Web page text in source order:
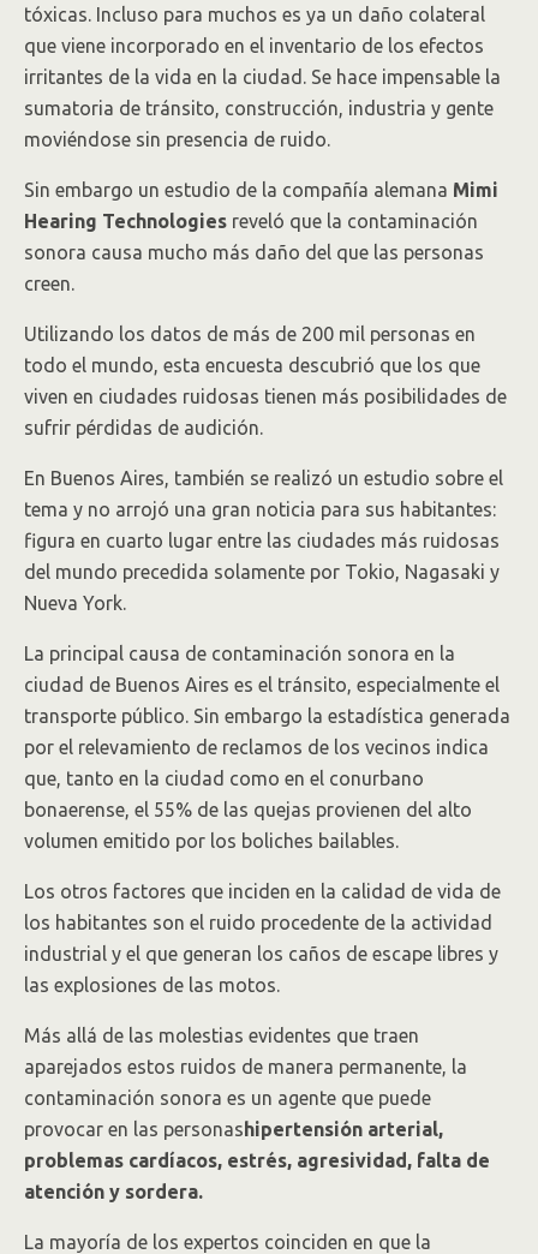
tóxicas. Incluso para muchos es ya un daño colateral
que viene incorporado en el inventario de los efectos
irritantes de la vida en la ciudad. Se hace impensable la
sumatoria de tránsito, construcción, industria y gente
moviéndose sin presencia de ruido.
Sin embargo un estudio de la compañía alemana Mimi
Hearing Technologies reveló que la contaminación
sonora causa mucho más daño del que las personas
creen.
Utilizando los datos de más de 200 mil personas en
todo el mundo, esta encuesta descubrió que los que
viven en ciudades ruidosas tienen más posibilidades de
sufrir pérdidas de audición.
En Buenos Aires, también se realizó un estudio sobre el
tema y no arrojó una gran noticia para sus habitantes:
figura en cuarto lugar entre las ciudades más ruidosas
del mundo precedida solamente por Tokio, Nagasaki y
Nueva York.
La principal causa de contaminación sonora en la
ciudad de Buenos Aires es el tránsito, especialmente el
transporte público. Sin embargo la estadística generada
por el relevamiento de reclamos de los vecinos indica
que, tanto en la ciudad como en el conurbano
bonaerense, el 55% de las quejas provienen del alto
volumen emitido por los boliches bailables.
Los otros factores que inciden en la calidad de vida de
los habitantes son el ruido procedente de la actividad
industrial y el que generan los caños de escape libres y
las explosiones de las motos.
Más allá de las molestias evidentes que traen
aparejados estos ruidos de manera permanente, la
contaminación sonora es un agente que puede
provocar en las personashipertensión arterial,
problemas cardíacos, estrés, agresividad, falta de
atención y sordera.
La mayoría de los expertos coinciden en que la